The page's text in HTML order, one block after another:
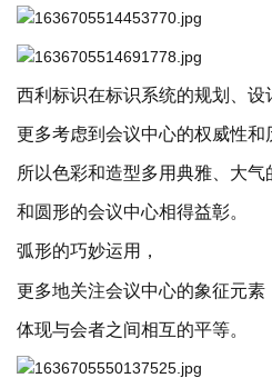
西利标识在标识系统的规划、设
更多考虑到会议中心的权威性和
所以色彩和造型多用典雅、大气
和圆形的会议中心相得益彰。
弧形的巧妙运用，
更多地关注会议中心的象征元素
体现与会者之间相互的平等。